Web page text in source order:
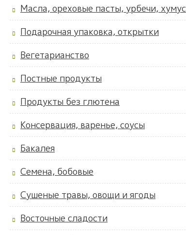
Масла, ореховые пасты, урбечи, хумус
Подарочная упаковка, открытки
Вегетарианство
Постные продукты
Продукты без глютена
Консервация, варенье, соусы
Бакалея
Семена, бобовые
Сушеные травы, овощи и ягоды
Восточные сладости